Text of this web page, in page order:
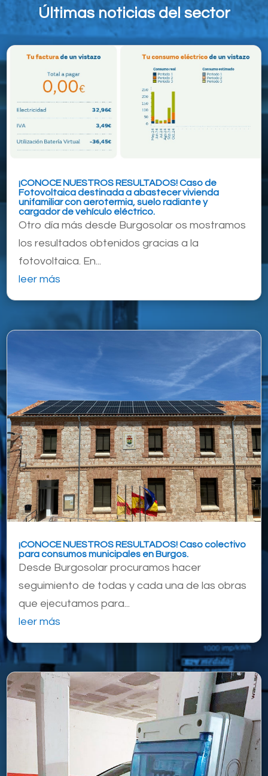
Últimas noticias del sector
¡CONOCE NUESTROS RESULTADOS! Caso de
Fotovoltaica destinada a abastecer vivienda
unifamiliar con aerotermia, suelo radiante y
cargador de vehículo eléctrico.
Otro día más desde Burgosolar os mostramos
los resultados obtenidos gracias a la
fotovoltaica. En...
leer más
¡CONOCE NUESTROS RESULTADOS! Caso colectivo
para consumos municipales en Burgos.
Desde Burgosolar procuramos hacer
seguimiento de todas y cada una de las obras
que ejecutamos para...
leer más